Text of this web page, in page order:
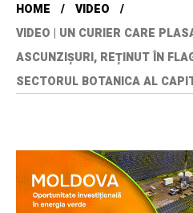
HOME
VIDEO
VIDEO | UN CURIER CARE
ASCUNZIȘURI, REȚINUT ÎN
SECTORUL BOTANICA AL